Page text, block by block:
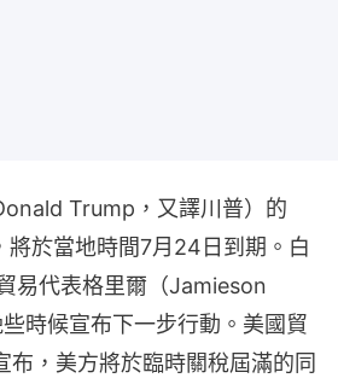
Trump，又譯川普）的
將於當地時間7月24日到期。白
易代表格里爾（Jamieson
時候宣布下一步行動。美國貿
布，美方將於臨時關稅屆滿的同